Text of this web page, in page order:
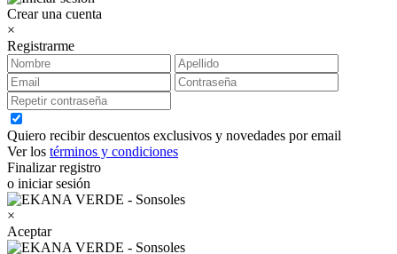
Crear una cuenta
×
Registrarme
Quiero recibir descuentos exclusivos y novedades por email
Ver los términos y condiciones
Finalizar registro
o iniciar sesión
×
Aceptar